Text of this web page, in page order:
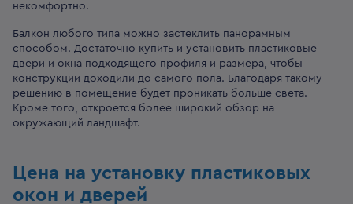
некомфортно.
Балкон любого типа можно застеклить панорамным
способом. Достаточно купить и установить пластиковые
двери и окна подходящего профиля и размера, чтобы
конструкции доходили до самого пола. Благодаря такому
решению в помещение будет проникать больше света.
Кроме того, откроется более широкий обзор на
окружающий ландшафт.
Цена на установку пластиковых
окон и дверей